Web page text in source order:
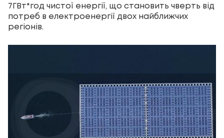
7ГВт*год чистої енергії, що становить чверть від
потреб в електроенергії двох найближчих
регіонів.